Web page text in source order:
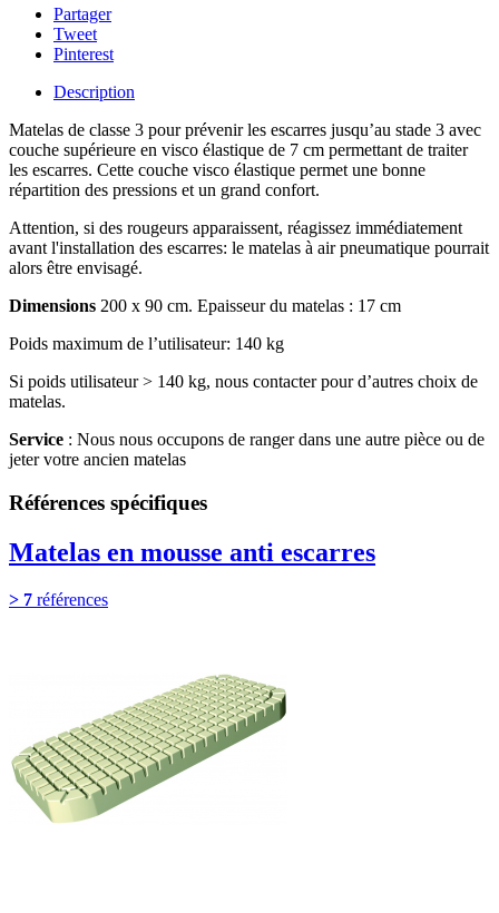
Partager
Tweet
Pinterest
Description
Matelas de classe 3 pour prévenir les escarres jusqu’au stade 3 avec
couche supérieure en visco élastique de 7 cm permettant de traiter
les escarres. Cette couche visco élastique permet une bonne
répartition des pressions et un grand confort.
Attention, si des rougeurs apparaissent, réagissez immédiatement
avant l'installation des escarres: le matelas à air pneumatique pourrait
alors être envisagé.
Dimensions 200 x 90 cm. Epaisseur du matelas : 17 cm
Poids maximum de l’utilisateur: 140 kg
Si poids utilisateur > 140 kg, nous contacter pour d’autres choix de
matelas.
Service : Nous nous occupons de ranger dans une autre pièce ou de
jeter votre ancien matelas
Références spécifiques
Matelas en mousse anti escarres
> 7 références